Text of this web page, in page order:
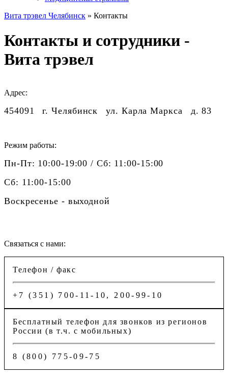
Вита трэвел Челябинск » Контакты
Контакты и сотрудники -
Вита трэвел
Адрес:
454091 г. Челябинск ул. Карла Маркса д. 83
Режим работы:
Пн-Пт: 10:00-19:00 / Сб: 11:00-15:00
Сб: 11:00-15:00
Воскресенье - выходной
Связаться с нами:
Телефон / факс
+7 (351) 700-11-10, 200-99-10
Бесплатный телефон для звонков из регионов
России (в т.ч. с мобильных)
8 (800) 775-09-75